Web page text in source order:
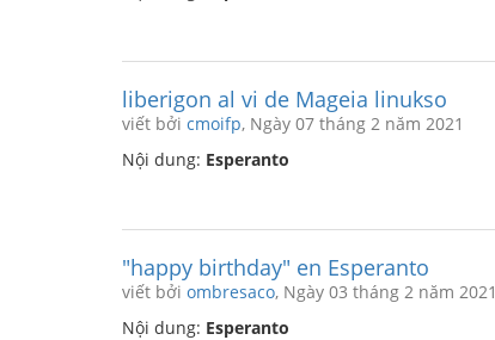
liberigon al vi de Mageia linukso
viết bởi cmoifp, Ngày 07 tháng 2 năm 2021
Nội dung: Esperanto
"happy birthday" en Esperanto
viết bởi ombresaco, Ngày 03 tháng 2 năm 2021
Nội dung: Esperanto